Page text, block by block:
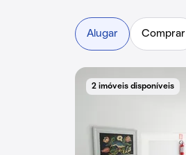
Alugar Comprar
2 imóveis disponíveis